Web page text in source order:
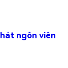
ngôn viên